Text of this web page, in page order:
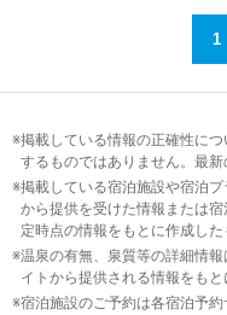
1
掲載している情報の正確性に
するものではありません。最新
掲載している宿泊施設や宿泊
から提供を受けた情報または
定時点の情報をもとに作成した
温泉の有無、泉質等の詳細情
イトから提供される情報をもと
宿泊施設のご予約は各宿泊予